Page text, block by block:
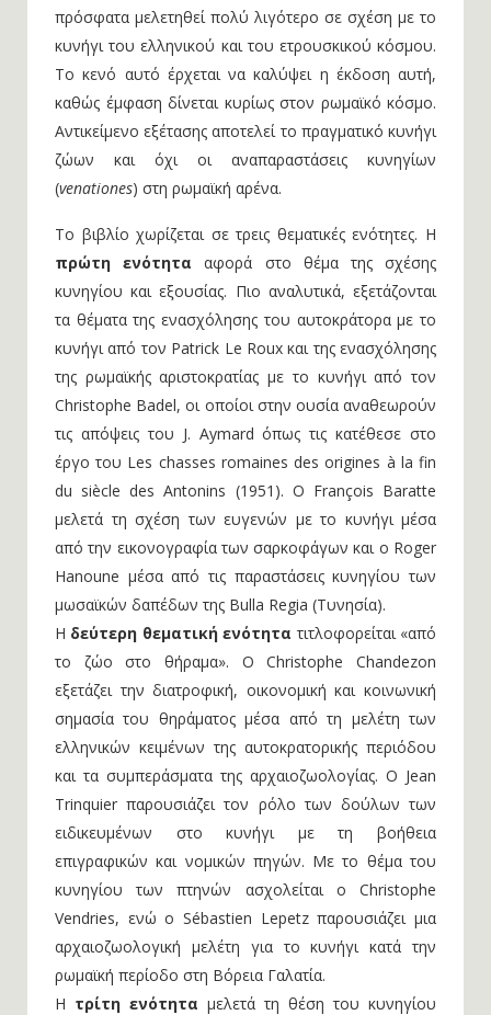
πρόσφατα μελετηθεί πολύ λιγότερο σε σχέση με το
κυνήγι του ελληνικού και του ετρουσκικού κόσμου.
Το κενό αυτό έρχεται να καλύψει η έκδοση αυτή,
καθώς έμφαση δίνεται κυρίως στον ρωμαϊκό κόσμο.
Αντικείμενο εξέτασης αποτελεί το πραγματικό κυνήγι
ζώων και όχι οι αναπαραστάσεις κυνηγίων
(venationes) στη ρωμαϊκή αρένα.
Το βιβλίο χωρίζεται σε τρεις θεματικές ενότητες. Η
πρώτη ενότητα αφορά στο θέμα της σχέσης
κυνηγίου και εξουσίας. Πιο αναλυτικά, εξετάζονται
τα θέματα της ενασχόλησης του αυτοκράτορα με το
κυνήγι από τον Patrick Le Roux και της ενασχόλησης
της ρωμαϊκής αριστοκρατίας με το κυνήγι από τον
Christophe Badel, οι οποίοι στην ουσία αναθεωρούν
τις απόψεις του J. Aymard όπως τις κατέθεσε στο
έργο του Les chasses romaines des origines à la fin
du siècle des Antonins (1951). Ο François Baratte
μελετά τη σχέση των ευγενών με το κυνήγι μέσα
από την εικονογραφία των σαρκοφάγων και ο Roger
Hanoune μέσα από τις παραστάσεις κυνηγίου των
μωσαϊκών δαπέδων της Bulla Regia (Τυνησία).
Η δεύτερη θεματική ενότητα τιτλοφορείται «από
το ζώο στο θήραμα». Ο Christophe Chandezon
εξετάζει την διατροφική, οικονομική και κοινωνική
σημασία του θηράματος μέσα από τη μελέτη των
ελληνικών κειμένων της αυτοκρατορικής περιόδου
και τα συμπεράσματα της αρχαιοζωολογίας. Ο Jean
Trinquier παρουσιάζει τον ρόλο των δούλων των
ειδικευμένων στο κυνήγι με τη βοήθεια
επιγραφικών και νομικών πηγών. Με το θέμα του
κυνηγίου των πτηνών ασχολείται ο Christophe
Vendries, ενώ ο Sébastien Lepetz παρουσιάζει μια
αρχαιοζωολογική μελέτη για το κυνήγι κατά την
ρωμαϊκή περίοδο στη Βόρεια Γαλατία.
Η τρίτη ενότητα μελετά τη θέση του κυνηγίου